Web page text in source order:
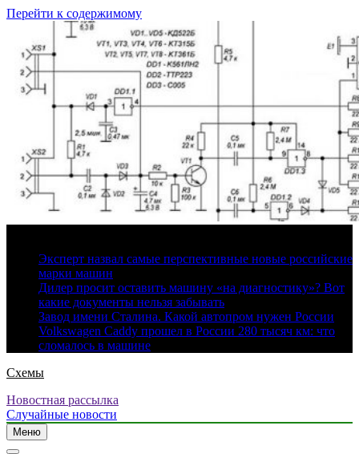
Перейти к содержимому
Эксперт назвал самые перспективные новые российские
марки машин
Дилер просит оставить машину «на диагностику»? Вот
какие документы нельзя забывать
Завод имени Сталина. Какой автопром нужен России
Volkswagen Caddy прошел в России 280 тысяч км: что
сломалось в машине
Схемы
Новостная рассылка
Случайные новости
Меню